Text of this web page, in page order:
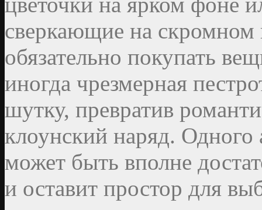
сверкающие на скромном
обязательно покупать
иногда чрезмерная
шутку, превратив
клоунский наряд. Одного
может быть вполне
и оставит простор для